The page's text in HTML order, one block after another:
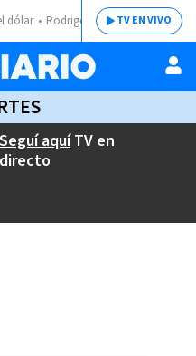
dólar Rodrigo ChavesTV EN VIVO
Seguí aquíTV en
directo